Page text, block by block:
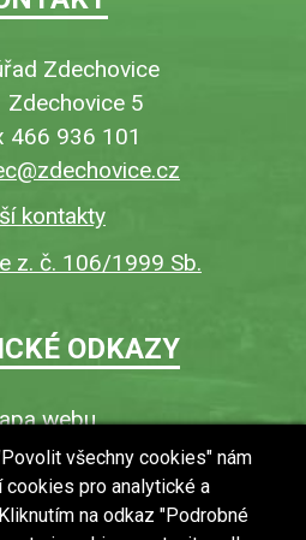
Zdechovice
Zdechovice 5
466 936 101
kontakty
z. č. 106/1999 Sb.
ODKAZY
webu
O webu
informace
údajů (GDPR)
všechny cookies" nám
cookies pro analytické a
na odkaz "Podrobné